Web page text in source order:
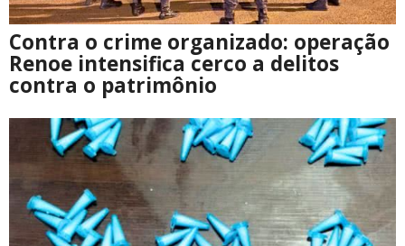
Contra o crime organizado: operação
Renoe intensifica cerco a delitos
contra o patrimônio